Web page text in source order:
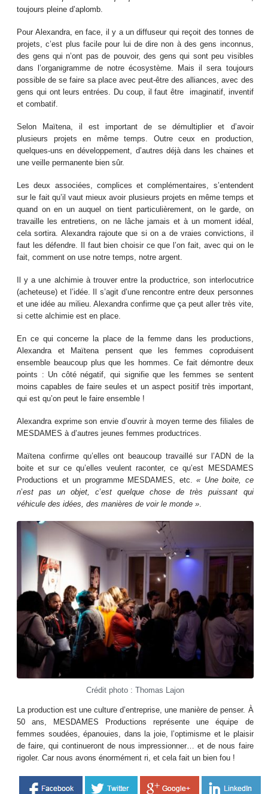
toujours pleine d’aplomb.
Pour Alexandra, en face, il y a un diffuseur qui reçoit des tonnes de
projets, c’est plus facile pour lui de dire non à des gens inconnus,
des gens qui n’ont pas de pouvoir, des gens qui sont peu visibles
dans l’organigramme de notre écosystème. Mais il sera toujours
possible de se faire sa place avec peut-être des alliances, avec des
gens qui ont leurs entrées. Du coup, il faut être imaginatif, inventif
et combatif.
Selon Maïtena, il est important de se démultiplier et d’avoir
plusieurs projets en même temps. Outre ceux en production,
quelques-uns en développement, d’autres déjà dans les chaines et
une veille permanente bien sûr.
Les deux associées, complices et complémentaires, s’entendent
sur le fait qu’il vaut mieux avoir plusieurs projets en même temps et
quand on en un auquel on tient particulièrement, on le garde, on
travaille les entretiens, on ne lâche jamais et à un moment idéal,
cela sortira. Alexandra rajoute que si on a de vraies convictions, il
faut les défendre. Il faut bien choisir ce que l’on fait, avec qui on le
fait, comment on use notre temps, notre argent.
Il y a une alchimie à trouver entre la productrice, son interlocutrice
(acheteuse) et l’idée. Il s’agit d’une rencontre entre deux personnes
et une idée au milieu. Alexandra confirme que ça peut aller très vite,
si cette alchimie est en place.
En ce qui concerne la place de la femme dans les productions,
Alexandra et Maïtena pensent que les femmes coproduisent
ensemble beaucoup plus que les hommes. Ce fait démontre deux
points : Un côté négatif, qui signifie que les femmes se sentent
moins capables de faire seules et un aspect positif très important,
qui est qu’on peut le faire ensemble !
Alexandra exprime son envie d’ouvrir à moyen terme des filiales de
MESDAMES à d’autres jeunes femmes productrices.
Maïtena confirme qu’elles ont beaucoup travaillé sur l’ADN de la
boite et sur ce qu’elles veulent raconter, ce qu’est MESDAMES
Productions et un programme MESDAMES, etc.« Une boite, ce
n’est pas un objet, c’est quelque chose de très puissant qui
véhicule des idées, des manières de voir le monde »
Crédit photo : Thomas Lajon
La production est une culture d’entreprise, une manière de penser. À
50 ans, MESDAMES Productions représente une équipe de
femmes soudées, épanouies, dans la joie, l’optimisme et le plaisir
de faire, qui continueront de nous impressionner… et de nous faire
rigoler. Car nous avons énormément ri, et cela fait un bien fou !